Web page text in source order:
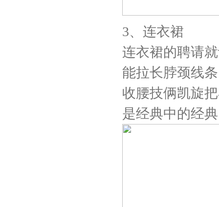
3、连衣裙
连衣裙的聘请
能拉长脖颈线
收腰技俩凯旋
是经典中的经